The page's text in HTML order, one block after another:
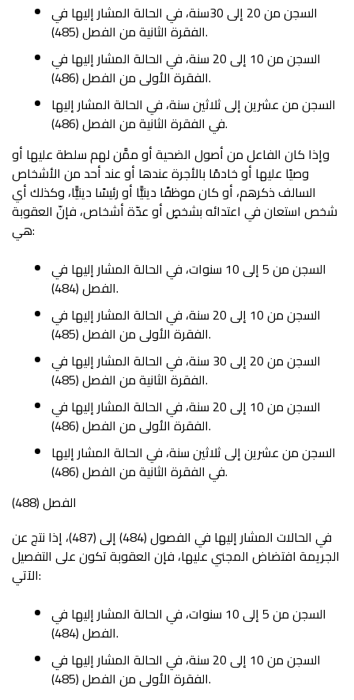
السجن من 20 إلى 30سنة، في الحالة المشار إليها في
الفقرة الثانية من الفصل (485).
السجن من 10 إلى 20 سنة، في الحالة المشار إليها في
الفقرة الأولى من الفصل (486).
السجن من عشرين إلى ثلاثين سنة، في الحالة المشار إليها
في الفقرة الثانية من الفصل (486).
وإذا كان الفاعل من أصول الضحية أو ممَّن لهم سلطة عليها أو
وصيًا عليها أو خادمًا بالأجرة عندها أو عند أحد من الأشخاص
السالف ذكرهم، أو كان موظفًا دينيًّا أو رئيسًا دينيًّا، وكذلك أي
شخص استعان في اعتدائه بشخصٍ أو عدّة أشخاص، فإنّ العقوبة
هي:
السجن من 5 إلى 10 سنوات، في الحالة المشار إليها في
الفصل (484).
السجن من 10 إلى 20 سنة، في الحالة المشار إليها في
الفقرة الأولى من الفصل (485).
السجن من 20 إلى 30 سنة، في الحالة المشار إليها في
الفقرة الثانية من الفصل (485).
السجن من 10 إلى 20 سنة، في الحالة المشار إليها في
الفقرة الأولى من الفصل (486).
السجن من عشرين إلى ثلاثين سنة، في الحالة المشار إليها
في الفقرة الثانية من الفصل (486).
الفصل (488)
في الحالات المشار إليها في الفصول (484) إلى (487)، إذا نتج عن
الجريمة افتضاض المجني عليها، فإن العقوبة تكون على التفصيل
الآتي:
السجن من 5 إلى 10 سنوات، في الحالة المشار إليها في
الفصل (484).
السجن من 10 إلى 20 سنة، في الحالة المشار إليها في
الفقرة الأولى من الفصل (485).